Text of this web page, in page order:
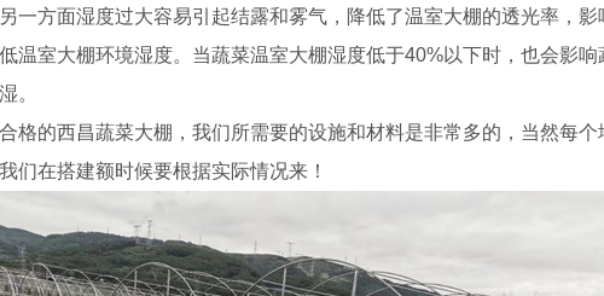
一方面湿度过大容易引起结露和雾气，降低了温室大棚的透光率，
温室大棚环境湿度。当蔬菜温室大棚湿度低于40%以下时，也会影
。
格的西昌蔬菜大棚，我们所需要的设施和材料是非常多的，当然每
们在搭建额时候要根据实际情况来！